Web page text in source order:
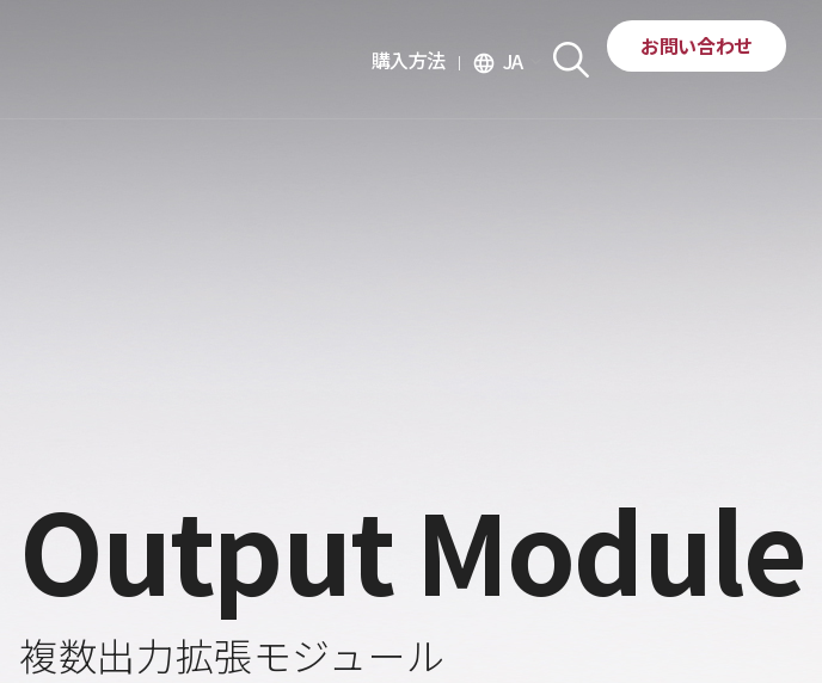
購入方法 language JA
お問い合わせ
Output Module
複数出力拡張モジュール